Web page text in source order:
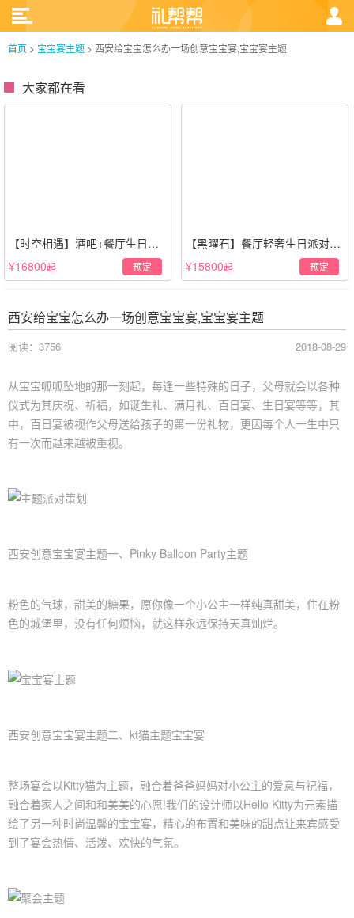
首页 > 宝宝宴主题 > 西安给宝宝怎么办一场创意宝宝宴,宝宝宴主题
大家都在看
【时空相遇】酒吧+餐厅生日惊
喜策划·高级感蓝色系
¥16800起 预定
【黑曜石】餐厅轻奢生日派对策
划·黑金风格
¥15800起 预定
西安给宝宝怎么办一场创意宝宝宴,宝宝宴主题
阅读：3756 2018-08-29
从宝宝呱呱坠地的那一刻起，每逢一些特殊的日子，父母就会以各种
仪式为其庆祝、祈福，如诞生礼、满月礼、百日宴、 生日宴等等，其
中，百日宴被视作父母送给孩子的第一份礼物，更因每个人一生中只
有一次而越来越被重视。
西安创意宝宝宴主题一、Pinky Balloon Party主题
粉色的气球，甜美的糖果，愿你像一个小公主一样纯真甜美，住在粉
色的城堡里，没有任何烦恼，就这样永远保持天真灿烂。
西安创意宝宝宴主题二、 kt猫主题宝宝宴
整场宴会以Kitty猫为主题，融合着爸爸妈妈对小公主的爱意与祝福，
融合着家人之间和和美美的心愿!我们的设计师以Hello Kitty为元素描
绘了另一种时尚温馨的宝宝宴，精心的布置和美味的甜点让来宾感受
到了宴会热情、活泼、欢快的气氛。